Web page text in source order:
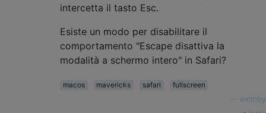
intercetta il tasto Esc.
Esiste un modo per disabilitare il
comportamento "Escape disattiva la
modalità a schermo intero" in Safari?
macos mavericks safari
fullscreen
emmby